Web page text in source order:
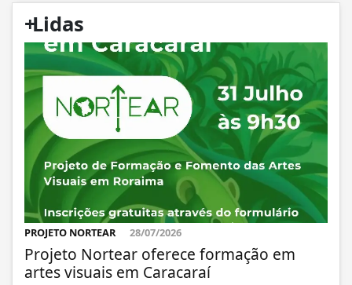
+
Lidas
PROJETO NORTEAR 28/07/2026
Projeto Nortear oferece formação em
artes visuais em Caracaraí